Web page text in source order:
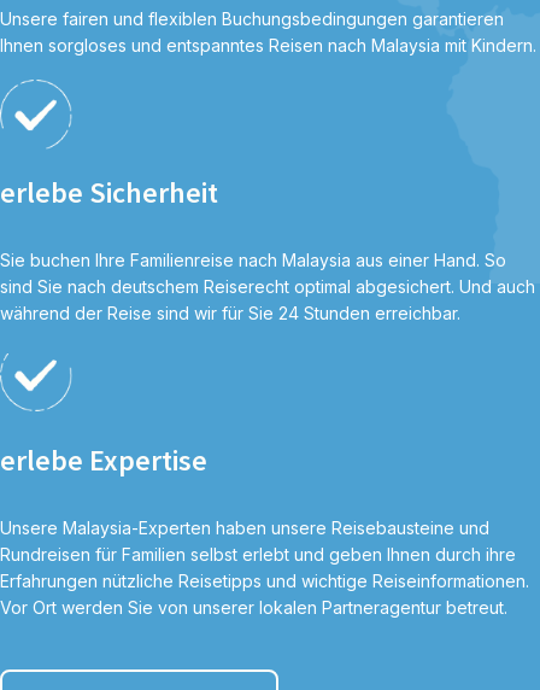
Unsere fairen und flexiblen Buchungsbedingungen garantieren
Ihnen sorgloses und entspanntes Reisen nach Malaysia mit Kindern.
erlebe Sicherheit
Sie buchen Ihre Familienreise nach Malaysia aus einer Hand. So
sind Sie nach deutschem Reiserecht optimal abgesichert. Und auch
während der Reise sind wir für Sie 24 Stunden erreichbar.
erlebe Expertise
Unsere Malaysia-Experten haben unsere Reisebausteine und
Rundreisen für Familien selbst erlebt und geben Ihnen durch ihre
Erfahrungen nützliche Reisetipps und wichtige Reiseinformationen.
Vor Ort werden Sie von unserer lokalen Partneragentur betreut.